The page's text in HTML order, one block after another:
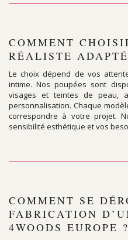
COMMENT
RÉALISTE
Le choix dépend de vos
intime. Nos poupées sont
visages et teintes de peau,
personnalisation. Chaque
correspondre à votre projet.
sensibilité esthétique et vos
COMMENT SE
FABRICATION
4WOODS EUROPE ?